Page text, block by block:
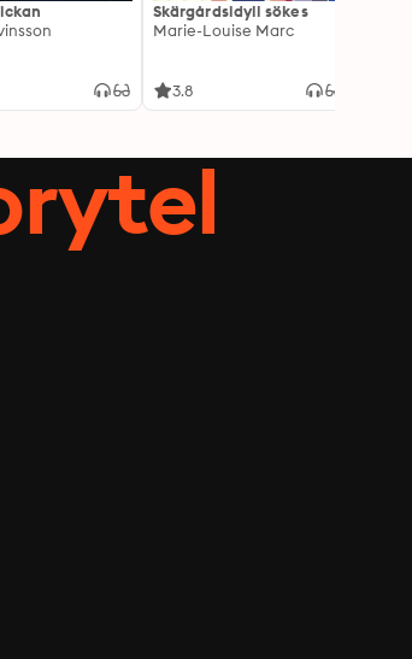
Skärgårdsidyll sökes
Marie-Louise Marc
3.8